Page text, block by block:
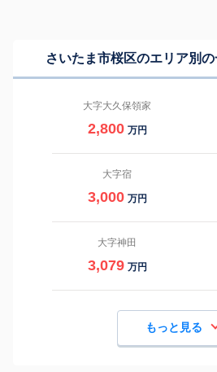
さいたま市桜区のエリア別
大字大久保領家
2,800 万円
大字宿
3,000 万円
大字神田
3,079 万円
もっと見る